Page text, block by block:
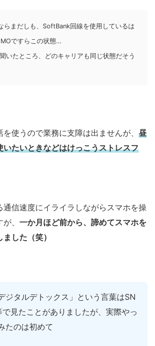
らまだしも、SoftBank回線を使用しているは
ですらこの状態…
聞いたところ、どのキャリアも同じ状態だそう
使うので業務に支障は出ませんが、 昼
いたいときなどはけっこうストレスフ
通信速度にイライラしながらスマホを操
、 一か月ほど前から、諦めてスマホを
した（笑）
デジタルデトックス」という言葉はSN
で見たことがありましたが、実際やっ
たのは初めて